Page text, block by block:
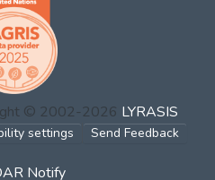
© 2002-2026 LYRASIS
settings Send Feedback
Notify